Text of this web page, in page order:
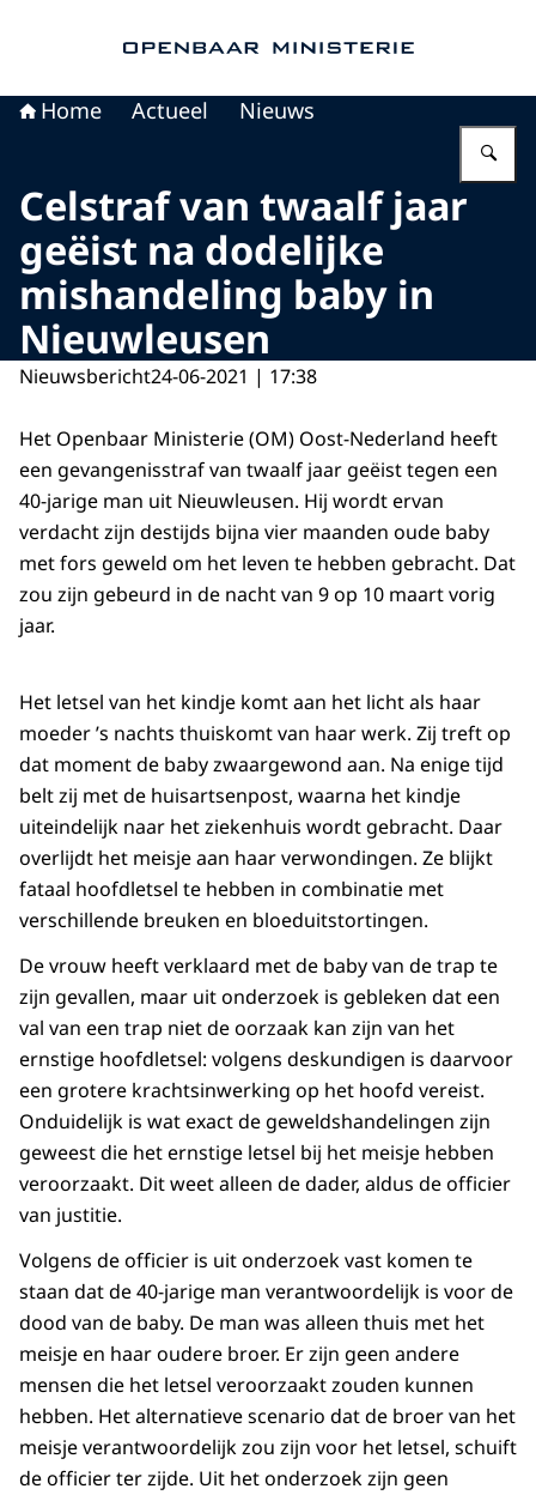
Home Actueel Nieuws
Celstraf van twaalf jaar
geëist na dodelijke
mishandeling baby in
Nieuwleusen
Nieuwsbericht24-06-2021 | 17:38
Het Openbaar Ministerie (OM) Oost-Nederland heeft
een gevangenisstraf van twaalf jaar geëist tegen een
40-jarige man uit Nieuwleusen. Hij wordt ervan
verdacht zijn destijds bijna vier maanden oude baby
met fors geweld om het leven te hebben gebracht. Dat
zou zijn gebeurd in de nacht van 9 op 10 maart vorig
jaar.
Het letsel van het kindje komt aan het licht als haar
moeder ’s nachts thuiskomt van haar werk. Zij treft op
dat moment de baby zwaargewond aan. Na enige tijd
belt zij met de huisartsenpost, waarna het kindje
uiteindelijk naar het ziekenhuis wordt gebracht. Daar
overlijdt het meisje aan haar verwondingen. Ze blijkt
fataal hoofdletsel te hebben in combinatie met
verschillende breuken en bloeduitstortingen.
De vrouw heeft verklaard met de baby van de trap te
zijn gevallen, maar uit onderzoek is gebleken dat een
val van een trap niet de oorzaak kan zijn van het
ernstige hoofdletsel: volgens deskundigen is daarvoor
een grotere krachtsinwerking op het hoofd vereist.
Onduidelijk is wat exact de geweldshandelingen zijn
geweest die het ernstige letsel bij het meisje hebben
veroorzaakt. Dit weet alleen de dader, aldus de officier
van justitie.
Volgens de officier is uit onderzoek vast komen te
staan dat de 40-jarige man verantwoordelijk is voor de
dood van de baby. De man was alleen thuis met het
meisje en haar oudere broer. Er zijn geen andere
mensen die het letsel veroorzaakt zouden kunnen
hebben. Het alternatieve scenario dat de broer van het
meisje verantwoordelijk zou zijn voor het letsel, schuift
de officier ter zijde. Uit het onderzoek zijn geen